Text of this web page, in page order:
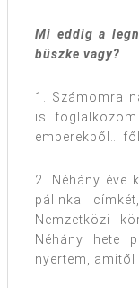
Mi eddig a
büszke vagy?
1. Számomra
is
emberekből…
2. Néhány éve
pálinka
Nemzetközi
Néhány hete
nyertem, amitől